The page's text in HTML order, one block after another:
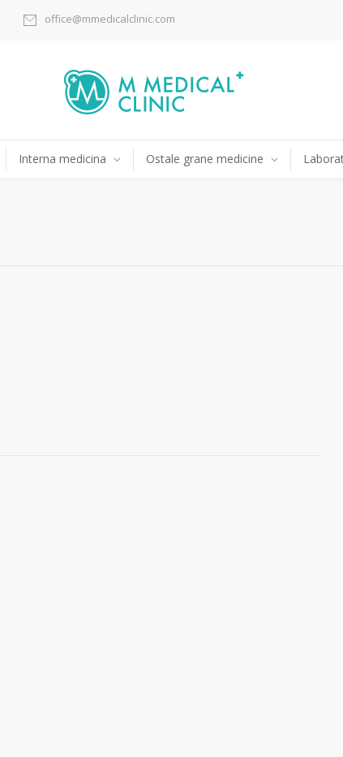
office@mmedicalclinic.com
Interna medicina Ostale grane medicine